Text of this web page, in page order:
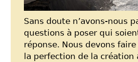
Sans doute n’avons-nous
questions à poser qui
réponse. Nous devons
la perfection de la création